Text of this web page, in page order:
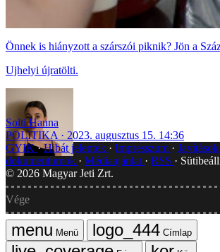
Önnek is hiányzott a szárszói piknik? Jön a
Ujhelyi újratölti.
Solti Hanna
POLITIKA
2023. augusztus 15. 14:36
GYIK Hibát jelentek Impresszum
dokumentumok
Médiaajánlat RSS
© 2026 Magyar Jeti Zrt.
Vége
Menü
Címlap